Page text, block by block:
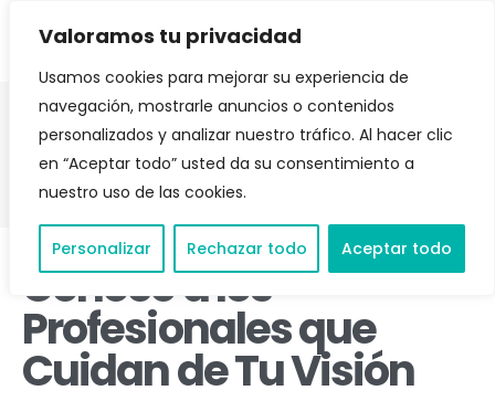
Valoramos tu privacidad
Usamos cookies para mejorar su experiencia de
navegación, mostrarle anuncios o contenidos
personalizados y analizar nuestro tráfico. Al hacer clic
en “Aceptar todo” usted da su consentimiento a
nuestro uso de las cookies.
Personalizar Rechazar todo Aceptar todo
NUESTRO EQUIPO
Conoce a los
Profesionales que
Cuidan de Tu Visión